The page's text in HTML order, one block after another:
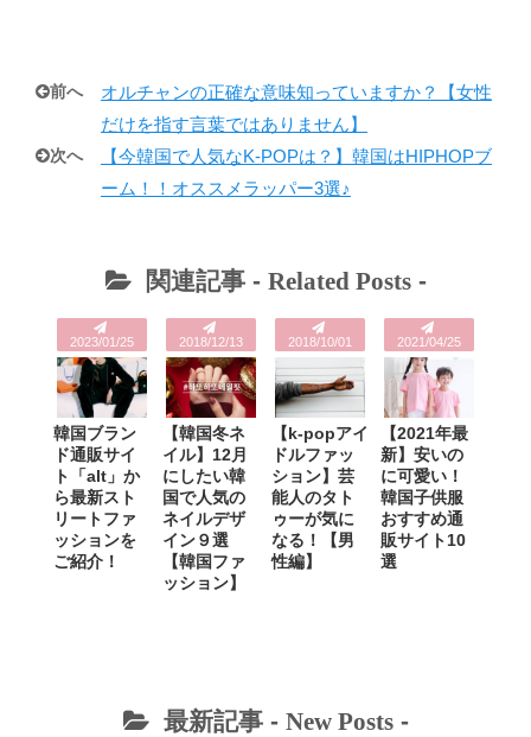
前へ
オルチャンの正確な意味知っていますか？【女性
だけを指す言葉ではありません】
次へ
【今韓国で人気なK-POPは？】韓国はHIPHOPブ
ーム！！オススメラッパー3選♪
関連記事 - Related Posts-
2023/01/25
韓国ブラン
ド通販サイ
ト「alt」か
ら最新スト
リートファ
ッションを
ご紹介！
2018/12/13
【韓国冬ネ
イル】12月
にしたい韓
国で人気の
ネイルデザ
イン９選
【韓国ファ
ッション】
2018/10/01
【k-popアイ
ドルファッ
ション】芸
能人のタト
ゥーが気に
なる！【男
性編】
2021/04/25
【2021年最
新】安いの
に可愛い！
韓国子供服
おすすめ通
販サイト10
選
最新記事 - New Posts-